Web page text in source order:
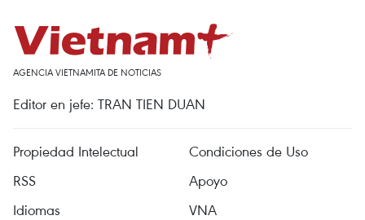
AGENCIA VIETNAMITA DE NOTICIAS
Editor en jefe: TRAN TIEN DUAN
Propiedad Intelectual
Condiciones de Uso
RSS
Apoyo
Idiomas
VNA